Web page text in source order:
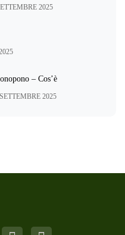
2025
– Cos’è
2025